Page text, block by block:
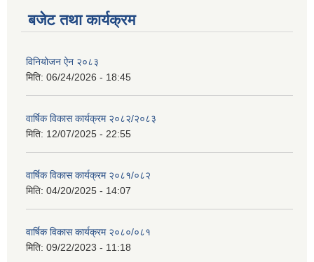
बजेट तथा कार्यक्रम
विनियोजन ऐन २०८३
मिति: 06/24/2026 - 18:45
वार्षिक विकास कार्यक्रम २०८२/२०८३
मिति: 12/07/2025 - 22:55
वार्षिक विकास कार्यक्रम २०८१/०८२
मिति: 04/20/2025 - 14:07
वार्षिक विकास कार्यक्रम २०८०/०८१
मिति: 09/22/2023 - 11:18